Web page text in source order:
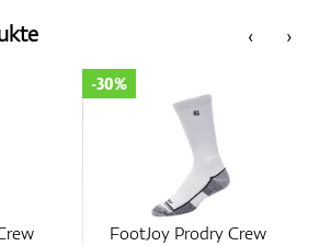
‹ ›
FootJoy Prodry Crew
-30%